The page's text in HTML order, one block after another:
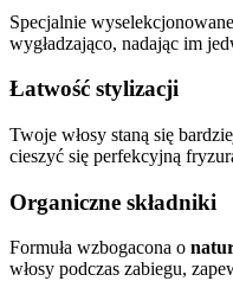
Specjalnie
wygładzająco, nadając im
Łatwość stylizacji
Twoje włosy staną się
cieszyć się perfekcyjną
Organiczne składniki
Formuła wzbogacona o
włosy podczas zabiegu,